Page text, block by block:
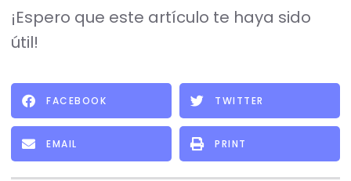
¡Espero que este artículo te haya sido
útil!
FACEBOOK TWITTER
EMAIL PRINT